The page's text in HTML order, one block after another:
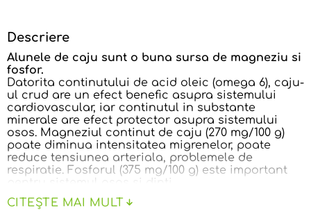
Descriere
Alunele de caju sunt o buna sursa de magneziu si
fosfor.
Datorita continutului de acid oleic (omega 6), caju-
ul crud are un efect benefic asupra sistemului
cardiovascular, iar continutul in substante
minerale are efect protector asupra sistemului
osos. Magneziul continut de caju (270 mg/100 g)
poate diminua intensitatea migrenelor, poate
reduce tensiunea arteriala, problemele de
respiratie. Fosforul (375 mg/100 g) este important
pentru sistemul osos si dinti.
Aceste fructe se pot consuma ca atare sau prajite,
in diverse combinatii cu legume, sosuri, cereale si
CITEȘTE MAI MULT